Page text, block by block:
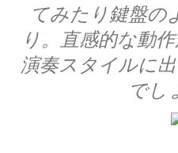
てみたり鍵盤の
り。直感的な動
演奏スタイルに
でし